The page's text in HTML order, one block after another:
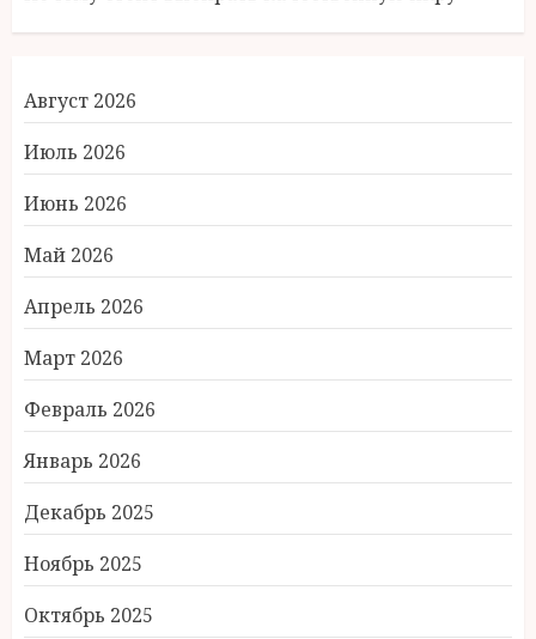
Август 2026
Июль 2026
Июнь 2026
Май 2026
Апрель 2026
Март 2026
Февраль 2026
Январь 2026
Декабрь 2025
Ноябрь 2025
Октябрь 2025